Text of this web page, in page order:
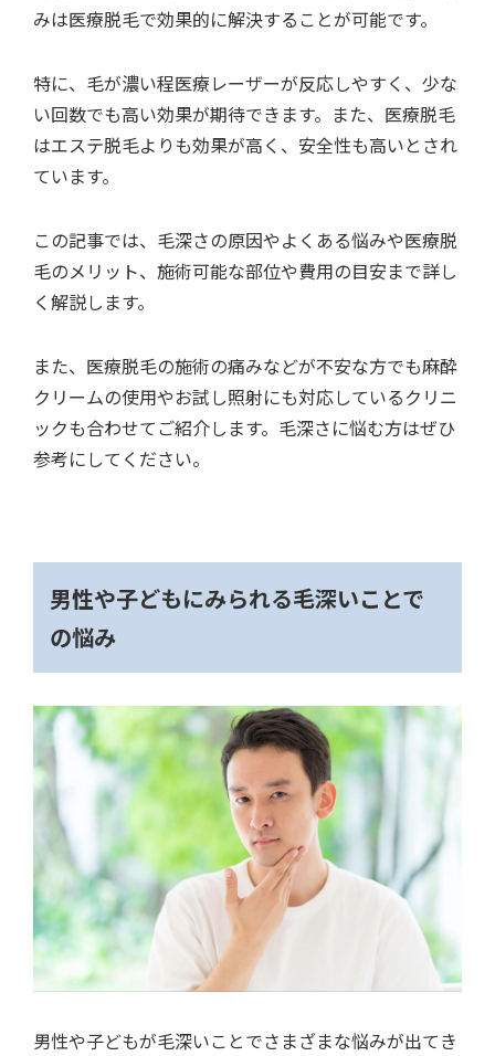
みは医療脱毛で効果的に解決することが可能です。
特に、毛が濃い程医療レーザーが反応しやすく、少な
い回数でも高い効果が期待できます。また、医療脱毛
はエステ脱毛よりも効果が高く、安全性も高いとされ
ています。
この記事では、毛深さの原因やよくある悩みや医療脱
毛のメリット、施術可能な部位や費用の目安まで詳し
く解説します。
また、医療脱毛の施術の痛みなどが不安な方でも麻酔
クリームの使用やお試し照射にも対応しているクリニ
ックも合わせてご紹介します。毛深さに悩む方はぜひ
参考にしてください。
男性や子どもにみられる毛深いことで
の悩み
男性や子どもが毛深いことでさまざまな悩みが出てき